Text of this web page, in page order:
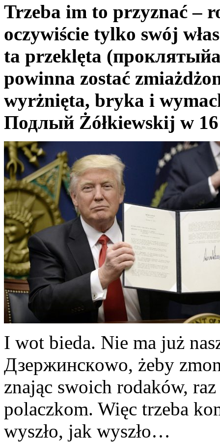
Trzeba im to przyznać –
oczywiście tylko swój
ta przeklęta
powinna zostać
wyrżnięta, bryka i
Подлый Żółkiewskij w
I wot bieda. Nie ma już
Дзержинскowo, żeby
znając swoich rodaków,
polaczkom. Więc trzeba
wyszło, jak wyszło…